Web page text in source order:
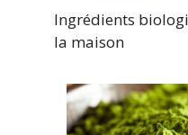
Ingrédients
la maison